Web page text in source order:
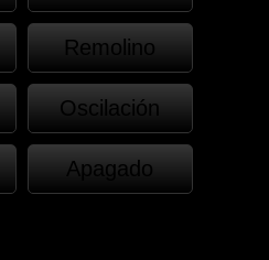
Remolino
Oscilación
Apagado